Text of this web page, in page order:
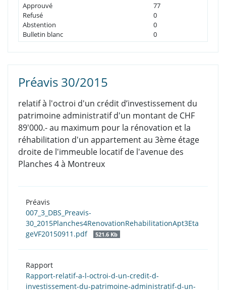
Approuvé
77
Refusé
0
Abstention
0
Bulletin blanc
0
Préavis 30/2015
relatif à l'octroi d'un crédit d’investissement du
patrimoine administratif d'un montant de CHF
89'000.- au maximum pour la rénovation et la
réhabilitation d'un appartement au 3ème étage
droite de l'immeuble locatif de l'avenue des
Planches 4 à Montreux
Préavis
007_3_DBS_Preavis-
30_2015Planches4RenovationRehabilitationApt3Eta
geVF20150911.pdf
521.6 Kb
Rapport
Rapport-relatif-a-l-octroi-d-un-credit-d-
investissement-du-patrimoine-administratif-d-un-